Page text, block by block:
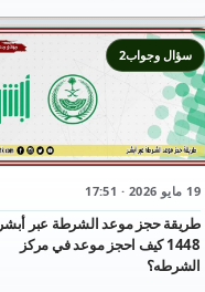
19 مايو 2026 · 17:51
طريقة حجز موعد الشرطة عبر أبشر
1448 كيف احجز موعد في مركز
الشرطه؟
سؤال وجواب2